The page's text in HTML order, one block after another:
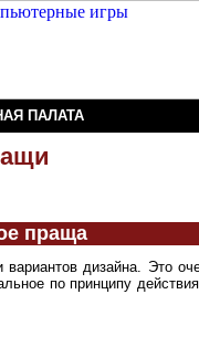
ПАЛАТА
праща
дизайна. Это
по принципу